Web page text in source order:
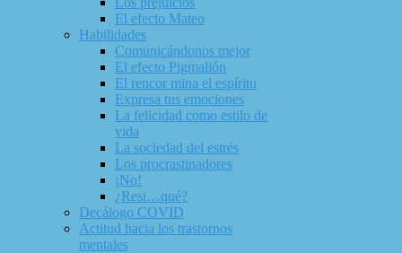
El efecto Mateo
Habilidades
Comunicándonos mejor
El efecto Pigmalión
El rencor mina el espíritu
Expresa tus emociones
La felicidad como estilo de
vida
La sociedad del estrés
Los procrastinadores
¡No!
¿Resi…qué?
Decálogo COVID
Actitud hacia los trastornos
mentales